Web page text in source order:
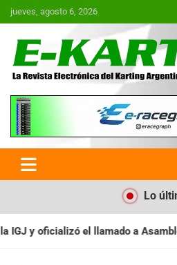
Saltar
al
jueves, agosto 6, 2026
E-Kart.com.ar |
Electrónica del
Argentina
Lo
General Ordinaria IAME